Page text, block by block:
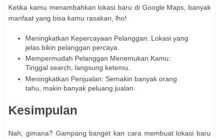
Ketika kamu menambahkan lokasi baru di Google Maps, banyak
manfaat yang bisa kamu rasakan, lho!
Meningkatkan Kepercayaan Pelanggan: Lokasi yang
jelas bikin pelanggan percaya.
Mempermudah Pelanggan Menemukan Kamu:
Tinggal search, langsung ketemu.
Meningkatkan Penjualan: Semakin banyak orang
tahu, makin banyak peluang jualan.
Kesimpulan
Nah, gimana? Gampang banget kan cara membuat lokasi baru